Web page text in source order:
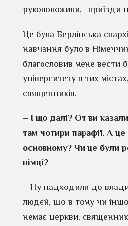
рукоположили, і приїзди
Це була Берлінська
навчання було в
благословив мене вести
університету в тих
священників.
– І що далі? От ви
там чотири парафії. А це
основному? Чи це були
німці?
– Ну надходили до
людей, що в тому чи
немає церкви,